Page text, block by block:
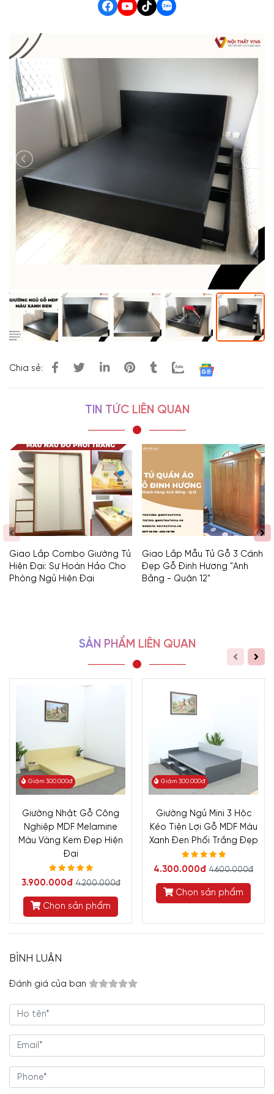
Chia sẻ:
TIN TỨC LIÊN QUAN
Giao Lắp Combo Giường Tủ
Hiện Đại: Sự Hoàn Hảo Cho
Phòng Ngủ Hiện Đại
Giao Lắp Mẫu Tủ Gỗ 3 Cánh
Đẹp Gỗ Đinh Hương "Anh
Bằng - Quận 12"
SẢN PHẨM LIÊN QUAN
Giảm 300.000đ
Giường Nhật Gỗ Công
Nghiệp MDF Melamine
Màu Vàng Kem Đẹp Hiện
Đại
3.900.000đ 4.200.000đ
Chọn sản phẩm
Giảm 300.000đ
Giường Ngủ Mini 3 Hộc
Kéo Tiện Lợi Gỗ MDF Màu
Xanh Đen Phối Trắng Đẹp
4.300.000đ 4.600.000đ
Chọn sản phẩm
BÌNH LUẬN
Đánh giá của bạn